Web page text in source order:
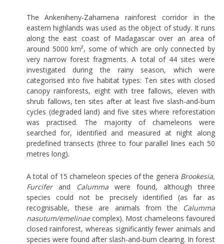
The Ankeniheny-Zahamena rainforest corridor in the
eastern highlands was used as the object of study. It runs
along the east coast of Madagascar over an area of
around 5000 km², some of which are only connected by
very narrow forest fragments. A total of 44 sites were
investigated during the rainy season, which were
categorised into five habitat types: Ten sites with closed
canopy rainforests, eight with tree fallows, eleven with
shrub fallows, ten sites after at least five slash-and-burn
cycles (degraded land) and five sites where reforestation
was practised. The majority of chameleons were
searched for, identified and measured at night along
predefined transects (three to four parallel lines each 50
metres long).
A total of 15 chameleon species of the genera Brookesia,
Furcifer and Calummawere found, although three
species could not be precisely identified (as far as
recognisable, these are animals from the
Calumma
nasutum/emelinaecomplex). Most chameleons favoured
closed rainforest, whereas significantly fewer animals and
species were found after slash-and-burn clearing. In forest